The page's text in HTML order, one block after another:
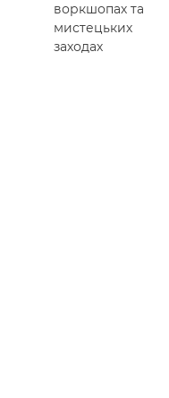
воркшопах та
мистецьких
заходах